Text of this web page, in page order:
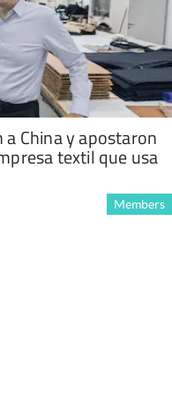
China y apostaron
textil que usa
Members